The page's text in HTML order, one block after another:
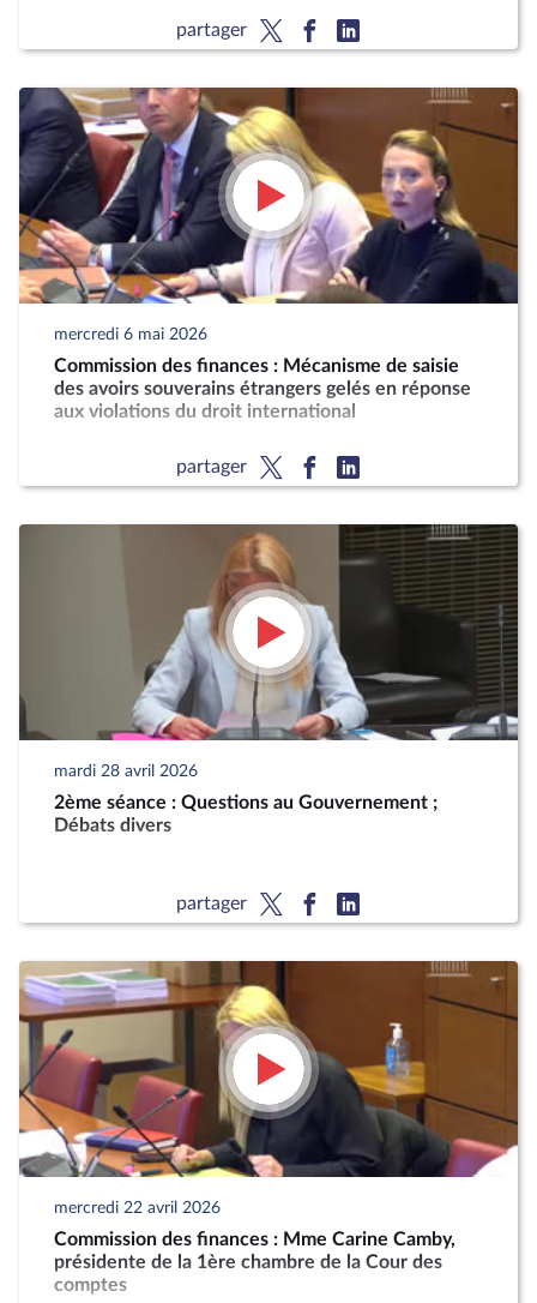
partager
mercredi 6 mai 2026
Commission des finances : Mécanisme de saisie
des avoirs souverains étrangers gelés en réponse
aux violations du droit international
partager
mardi 28 avril 2026
2ème séance : Questions au Gouvernement ;
Débats divers
partager
mercredi 22 avril 2026
Commission des finances : Mme Carine Camby,
présidente de la 1ère chambre de la Cour des
comptes